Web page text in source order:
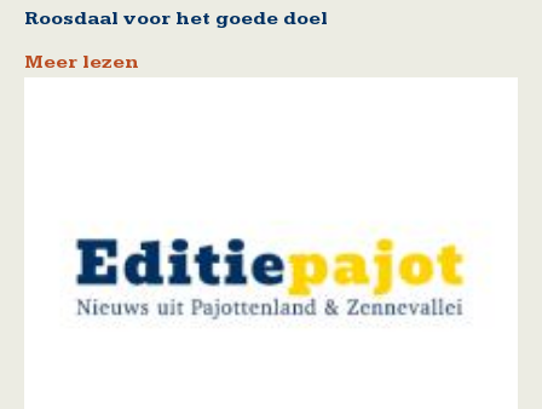
Roosdaal voor het goede doel
Meer lezen